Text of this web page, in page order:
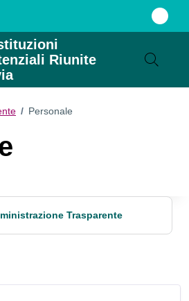
Riunite
/ Personale
Trasparente